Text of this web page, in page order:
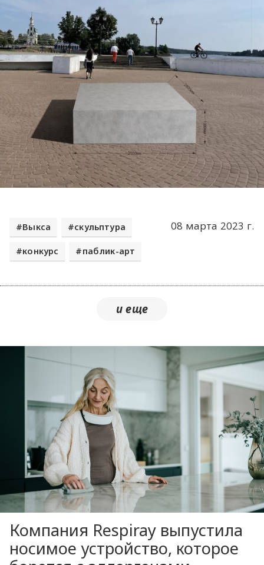
08 марта 2023 г.
Выкса скульптура
конкурс паблик-арт
Компания Respiray выпустила
носимое устройство, которое